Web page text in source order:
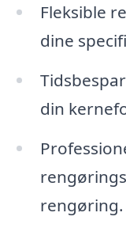
Fleksible
dine
din
rengøring.